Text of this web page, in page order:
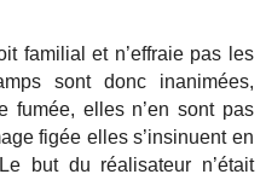
familial et n’effraie pas les
sont donc inanimées,
fumée, elles n’en sont pas
figée elles s’insinuent en
but du réalisateur n’était